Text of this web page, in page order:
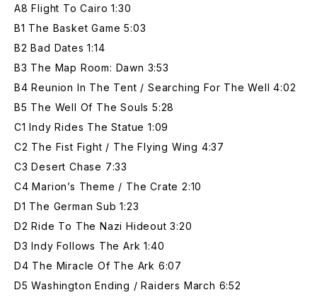
A8 Flight To Cairo 1:30
B1 The Basket Game 5:03
B2 Bad Dates 1:14
B3 The Map Room: Dawn 3:53
B4 Reunion In The Tent / Searching For The Well 4:02
B5 The Well Of The Souls 5:28
C1 Indy Rides The Statue 1:09
C2 The Fist Fight / The Flying Wing 4:37
C3 Desert Chase 7:33
C4 Marion’s Theme / The Crate 2:10
D1 The German Sub 1:23
D2 Ride To The Nazi Hideout 3:20
D3 Indy Follows The Ark 1:40
D4 The Miracle Of The Ark 6:07
D5 Washington Ending / Raiders March 6:52